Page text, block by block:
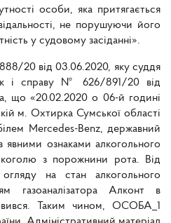
особи, яка притягається
не порушуючи його
у судовому засіданні».
20 від 03.06.2020, яку суддя
і справу № 626/891/20 від
що «20.02.2020 о 06-й годині
м. Охтирка Сумської області
Mercedes-Benz, державний
ознаками алкогольного
з порожнини рота. Від
на стан алкогольного
газоаналізатора Алконт в
Таким чином, ОСОБА_1